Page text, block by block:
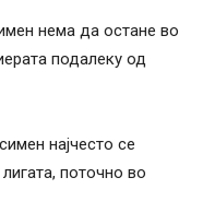
нема да остане во
подалеку од
најчесто се
поточно во